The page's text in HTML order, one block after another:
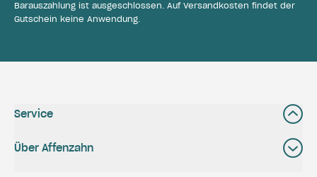
Barauszahlung ist ausgeschlossen. Auf Versandkosten findet der
Gutschein keine Anwendung.
Service
Über Affenzahn